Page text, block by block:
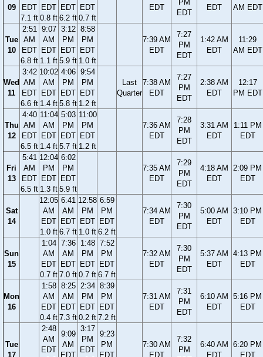
09
EDT
7.1 ft
EDT
0.8 ft
EDT
6.2 ft
EDT
0.7 ft
EDT
PM
EDT
EDT
AM EDT
Tue
10
2:51
AM
EDT
6.8 ft
9:07
AM
EDT
1.1 ft
3:12
PM
EDT
5.9 ft
8:58
PM
EDT
1.0 ft
7:39 AM
EDT
7:27
PM
EDT
1:42 AM
EDT
11:29
AM EDT
Wed
11
3:42
AM
EDT
6.6 ft
10:02
AM
EDT
1.4 ft
4:06
PM
EDT
5.8 ft
9:54
PM
EDT
1.2 ft
Last
Quarter
7:38 AM
EDT
7:27
PM
EDT
2:38 AM
EDT
12:17
PM EDT
Thu
12
4:40
AM
EDT
6.5 ft
11:04
AM
EDT
1.4 ft
5:03
PM
EDT
5.7 ft
11:00
PM
EDT
1.2 ft
7:36 AM
EDT
7:28
PM
EDT
3:31 AM
EDT
1:11 PM
EDT
Fri
13
5:41
AM
EDT
6.5 ft
12:04
PM
EDT
1.3 ft
6:02
PM
EDT
5.9 ft
7:35 AM
EDT
7:29
PM
EDT
4:18 AM
EDT
2:09 PM
EDT
Sat
14
12:05
AM
EDT
1.0 ft
6:41
AM
EDT
6.7 ft
12:58
PM
EDT
1.0 ft
6:59
PM
EDT
6.2 ft
7:34 AM
EDT
7:30
PM
EDT
5:00 AM
EDT
3:10 PM
EDT
Sun
15
1:04
AM
EDT
0.7 ft
7:36
AM
EDT
7.0 ft
1:48
PM
EDT
0.7 ft
7:52
PM
EDT
6.7 ft
7:32 AM
EDT
7:30
PM
EDT
5:37 AM
EDT
4:13 PM
EDT
Mon
16
1:58
AM
EDT
0.4 ft
8:25
AM
EDT
7.3 ft
2:34
PM
EDT
0.2 ft
8:39
PM
EDT
7.2 ft
7:31 AM
EDT
7:31
PM
EDT
6:10 AM
EDT
5:16 PM
EDT
Tue
17
2:48
AM
EDT
9:09
AM
EDT
3:17
PM
EDT
9:23
PM
EDT
7:30 AM
EDT
7:32
PM
6:40 AM
EDT
6:20 PM
EDT